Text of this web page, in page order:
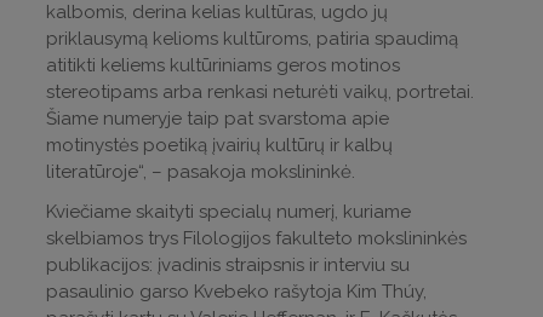
kalbomis, derina kelias kultūras, ugdo jų
priklausymą kelioms kultūroms, patiria spaudimą
atitikti keliems kultūriniams geros motinos
stereotipams arba renkasi neturėti vaikų, portretai.
Šiame numeryje taip pat svarstoma apie
motinystės poetiką įvairių kultūrų ir kalbų
literatūroje“, – pasakoja mokslininkė.
Kviečiame skaityti specialų numerį, kuriame
skelbiamos trys Filologijos fakulteto mokslininkės
publikacijos: įvadinis straipsnis ir interviu su
pasaulinio garso Kvebeko rašytoja Kim Thúy,